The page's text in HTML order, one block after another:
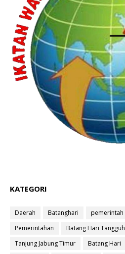
KATEGORI
Daerah Batanghari pemerintah
Pemerintahan
Batang Hari Tangguh
Tanjung Jabung Timur
Batang Hari